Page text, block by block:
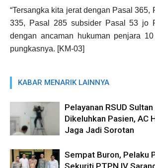
“Tersangka kita jerat dengan Pasal 365,
335, Pasal 285 subsider Pasal 53 jo
dengan ancaman hukuman penjara
pungkasnya. [KM-03]
KABAR MENARIK LAINNYA
Pelayanan RSUD
Dikeluhkan Pasien, AC
Jaga Jadi Sorotan
Sempat Buron, Pelaku
Sekuriti PTPN IV